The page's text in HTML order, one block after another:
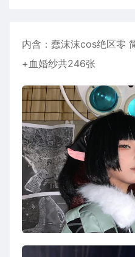
内含： 蠢沫沫cos绝区零
+血婚纱共246张